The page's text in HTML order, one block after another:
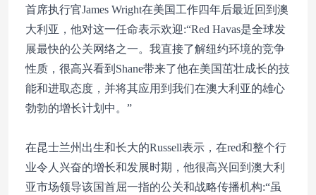
首席执行官James Wright在美国工作四年后最近回到澳
大利亚，他对这一任命表示欢迎:“Red Havas是全球发
展最快的公关网络之一。我直接了解纽约环境的竞争
性质，很高兴看到Shane带来了他在美国茁壮成长的技
能和进取态度，并将其应用到我们在澳大利亚的雄心
勃勃的增长计划中。”
在昆士兰州出生和长大的Russell表示，在red和整个行
业令人兴奋的增长和发展时期，他很高兴回到澳大利
亚市场领导该国首屈一指的公关和战略传播机构:“虽